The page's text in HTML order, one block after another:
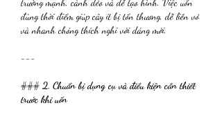
đúng thời điểm giúp cây ít bị tổn thương, dễ liền vỏ
và nhanh chóng thích nghi với dáng mới.
---
### 2. Chuẩn bị dụng cụ và điều kiện cần thiết
trước khi uốn